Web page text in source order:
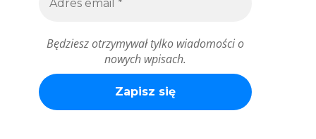
Będziesz otrzymywał tylko wiadomości o
nowych wpisach.